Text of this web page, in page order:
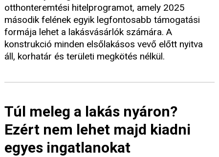
otthonteremtési hitelprogramot, amely 2025
második felének egyik legfontosabb támogatási
formája lehet a lakásvásárlók számára. A
konstrukció minden elsőlakásos vevő előtt nyitva
áll, korhatár és területi megkötés nélkül.
Túl meleg a lakás nyáron?
Ezért nem lehet majd kiadni
egyes ingatlanokat